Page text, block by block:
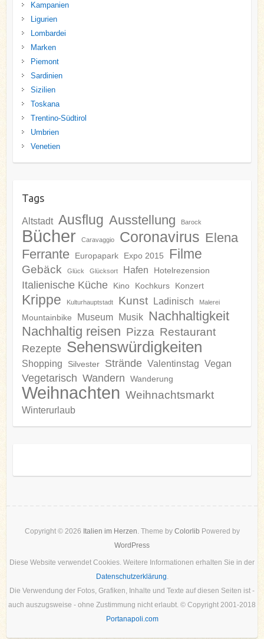
Kampanien
Ligurien
Lombardei
Marken
Piemont
Sardinien
Sizilien
Toskana
Trentino-Südtirol
Umbrien
Venetien
Tags
Altstadt Ausflug Ausstellung Barock
Bücher Caravaggio Coronavirus Elena
Ferrante
Europapark Expo 2015 Filme
Gebäck Glück Glücksort Hafen Hotelrezension
Italienische Küche Kino Kochkurs Konzert
Krippe Kulturhauptstadt Kunst Ladinisch Malerei
Mountainbike Museum Musik Nachhaltigkeit
Nachhaltig reisen Pizza Restaurant
Rezepte Sehenswürdigkeiten
Shopping Silvester Strände Valentinstag Vegan
Vegetarisch Wandern Wanderung
Weihnachten Weihnachtsmarkt
Winterurlaub
Copyright © 2026 Italien im Herzen . Theme by Colorlib Powered by
WordPress
Diese Website verwendet Cookies. Weitere Informationen erhalten Sie in der
Datenschutzerklärung
Die Verwendung der Fotos, Grafiken, Inhalte und Texte auf diesen Seiten ist -
auch auszugsweise - ohne Zustimmung nicht erlaubt. © Copyright 2001-2018
Portanapoli.com